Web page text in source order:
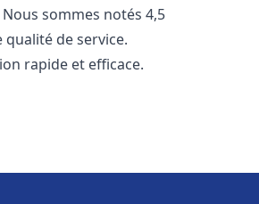
sommes notés 4,5
de service.
rapide et efficace.